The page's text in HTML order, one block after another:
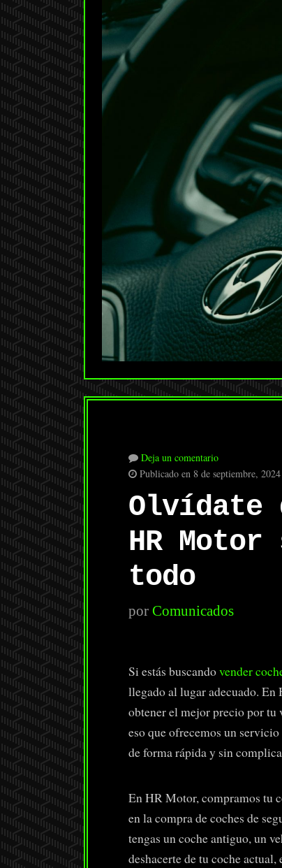
Deja un comentario
Publicado en 8 de septiembre, 2024
Olvídate
HR
todo
por Comunicados
Si estás buscandovender
llegado al lugar adecuado.
obtener el mejor precio por tu
eso que ofrecemos un
de forma rápida y sin
En HR Motor, compramos tu
en la compra de coches de
tengas un coche antiguo, un
deshacerte de tu coche